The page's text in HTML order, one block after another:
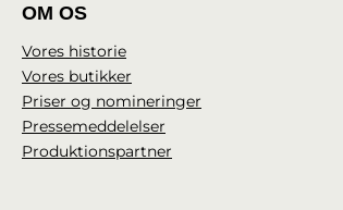
OM OS
Vores historie
Vores butikker
Priser og nomineringer
Pressemeddelelser
Produktionspartner